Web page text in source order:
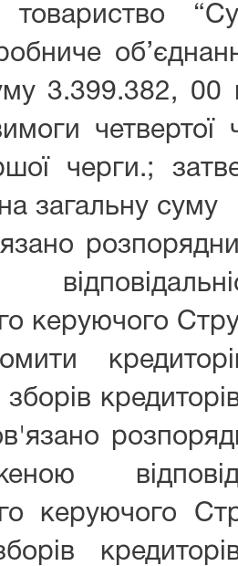
товариство
3.399.382,
черги.;
загальну суму
керуючого
керуючого